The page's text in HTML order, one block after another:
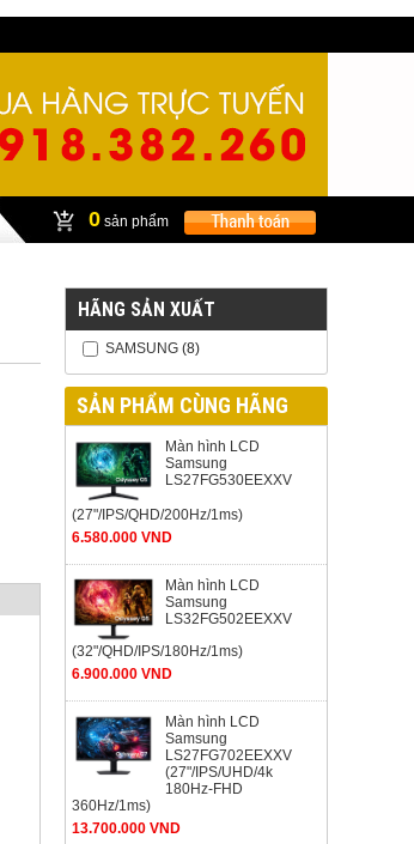
0 sản phẩm
HÃNG SẢN XUẤT
SAMSUNG (8)
SẢN PHẨM CÙNG HÃNG
Màn hình LCD
Samsung
LS27FG530EEXXV
(27"/IPS/QHD/200Hz/1ms)
6.580.000 VND
Màn hình LCD
Samsung
LS32FG502EEXXV
(32"/QHD/IPS/180Hz/1ms)
6.900.000 VND
Màn hình LCD
Samsung
LS27FG702EEXXV
(27"/IPS/UHD/4k
180Hz-FHD
360Hz/1ms)
13.700.000 VND